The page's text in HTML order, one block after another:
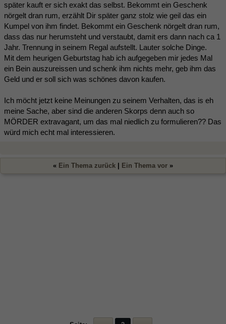
später kauft er sich exakt das selbst. Bekommt ein Geschenk
nörgelt dran rum, erzählt Dir später ganz stolz wie geil das ein
Kumpel von ihm findet. Bekommt ein Geschenk nörgelt dran rum,
dass das nur herumsteht und verstaubt, damit ers dann nach ca 1
Jahr. Trennung in seinem Regal aufstellt. Lauter solche Dinge.
Mit dem heurigen Geburtstag hab ich aufgegeben mir jedes Mal
ein Bein auszureissen und schenk ihm nichts mehr, geb ihm das
Geld und er soll sich was schönes davon kaufen.
Ich möcht jetzt keine Meinungen zu seinem Verhalten, das is eh
meine Sache, aber sind die anderen Skorps denn auch so
MÖRDER extravagant, um das mal niedlich zu formulieren?? Das
würd mich echt mal interessieren.
« Ein Thema zurück Ein Thema vor »